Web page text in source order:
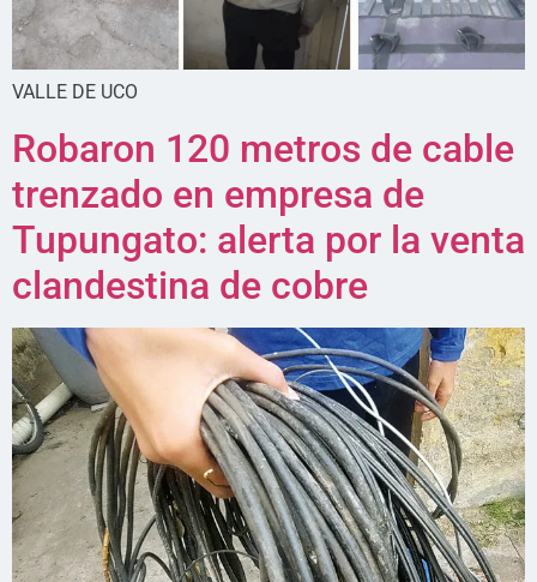
VALLE DE UCO
Robaron 120 metros de cable
trenzado en empresa de
Tupungato: alerta por la venta
clandestina de cobre